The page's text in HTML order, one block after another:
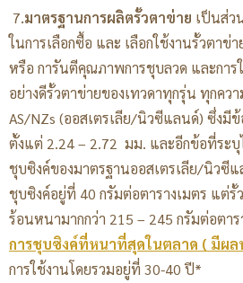
7.มาตรฐานการผลิตรั้วตาข่าย เป็นส่ว
ในการเลือกซื้อ และ เลือกใช้งานรั้วตาข่
หรือ การันตีคุณภาพการชุบลวด และการ
อย่างดีรั้วตาข่ายของเทวดาทุกรุ่น ทุกคว
AS/NZs (ออสเตรเลีย/นิวซีแลนด์) ซึ่งมี
ตั้งแต่ 2.24 – 2.72 มม. และอีกข้อที่ระ
ชุบซิงค์ของมาตรฐานออสเตรเลีย/นิวซี
ชุบซิงค์อยู่ที่ 40 กรัมต่อตารางเมตร แต่รั้
ร้อนหนามากกว่า 215 – 245 กรัมต่อตาร
การชุบซิงค์ที่หนาที่สุดในตลาด ( มีผ
การใช้งานโดยรวมอยู่ที่ 30-40 ปี*